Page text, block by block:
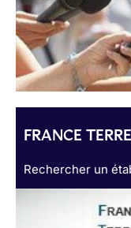
FRANCE
Rechercher un